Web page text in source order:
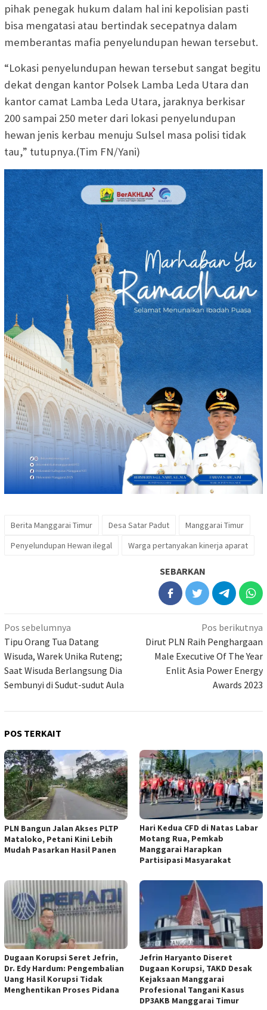
pihak penegak hukum dalam hal ini kepolisian pasti
bisa mengatasi atau bertindak secepatnya dalam
memberantas mafia penyelundupan hewan tersebut.
“Lokasi penyelundupan hewan tersebut sangat begitu
dekat dengan kantor Polsek Lamba Leda Utara dan
kantor camat Lamba Leda Utara, jaraknya berkisar
200 sampai 250 meter dari lokasi penyelundupan
hewan jenis kerbau menuju Sulsel masa polisi tidak
tau,” tutupnya.(Tim FN/Yani)
Berita Manggarai Timur Desa Satar Padut
Manggarai Timur
Penyelundupan Hewan ilegal
Warga pertanyakan kinerja aparat
SEBARKAN
Navigasi
pos
Pos sebelumnya
Tipu Orang Tua Datang
Wisuda, Warek Unika Ruteng;
Saat Wisuda Berlangsung Dia
Sembunyi di Sudut-sudut Aula
Pos berikutnya
Dirut PLN Raih Penghargaan
Male Executive Of The Year
Enlit Asia Power Energy
Awards 2023
POS TERKAIT
PLN Bangun Jalan Akses PLTP
Mataloko, Petani Kini Lebih
Mudah Pasarkan Hasil Panen
Hari Kedua CFD di Natas Labar
Motang Rua, Pemkab
Manggarai Harapkan
Partisipasi Masyarakat
Dugaan Korupsi Seret Jefrin,
Dr. Edy Hardum: Pengembalian
Uang Hasil Korupsi Tidak
Menghentikan Proses Pidana
Jefrin Haryanto Diseret
Dugaan Korupsi, TAKD Desak
Kejaksaan Manggarai
Profesional Tangani Kasus
DP3AKB Manggarai Timur